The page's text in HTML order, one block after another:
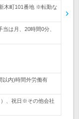
木町101番地 ※転勤な
は月、20時間0分、
以内)時間外労働有
、祝日※その他会社